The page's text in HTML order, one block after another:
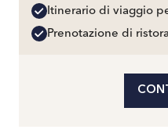
Itinerario di viaggio
Prenotazione di